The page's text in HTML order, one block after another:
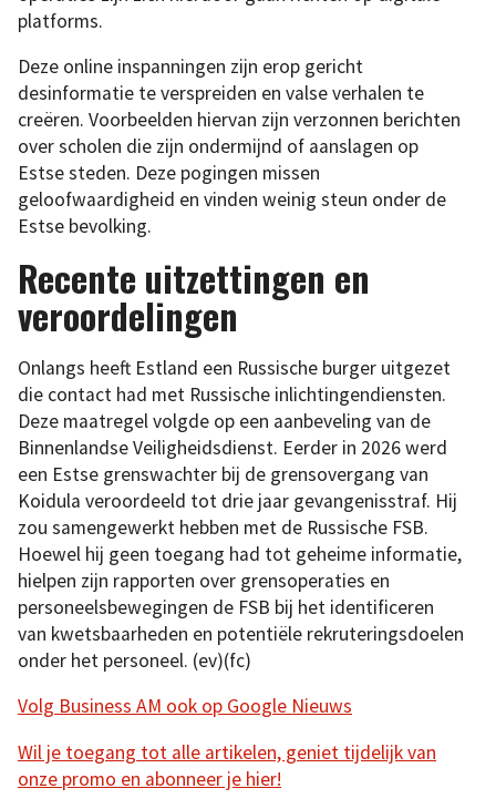
platforms.
Deze online inspanningen zijn erop gericht
desinformatie te verspreiden en valse verhalen te
creëren. Voorbeelden hiervan zijn verzonnen berichten
over scholen die zijn ondermijnd of aanslagen op
Estse steden. Deze pogingen missen
geloofwaardigheid en vinden weinig steun onder de
Estse bevolking.
Recente uitzettingen en
veroordelingen
Onlangs heeft Estland een Russische burger uitgezet
die contact had met Russische inlichtingendiensten.
Deze maatregel volgde op een aanbeveling van de
Binnenlandse Veiligheidsdienst. Eerder in 2026 werd
een Estse grenswachter bij de grensovergang van
Koidula veroordeeld tot drie jaar gevangenisstraf. Hij
zou samengewerkt hebben met de Russische FSB.
Hoewel hij geen toegang had tot geheime informatie,
hielpen zijn rapporten over grensoperaties en
personeelsbewegingen de FSB bij het identificeren
van kwetsbaarheden en potentiële rekruteringsdoelen
onder het personeel. (ev)(fc)
Volg Business AM ook op Google Nieuws
Wil je toegang tot alle artikelen, geniet tijdelijk van
onze promo en abonneer je hier!